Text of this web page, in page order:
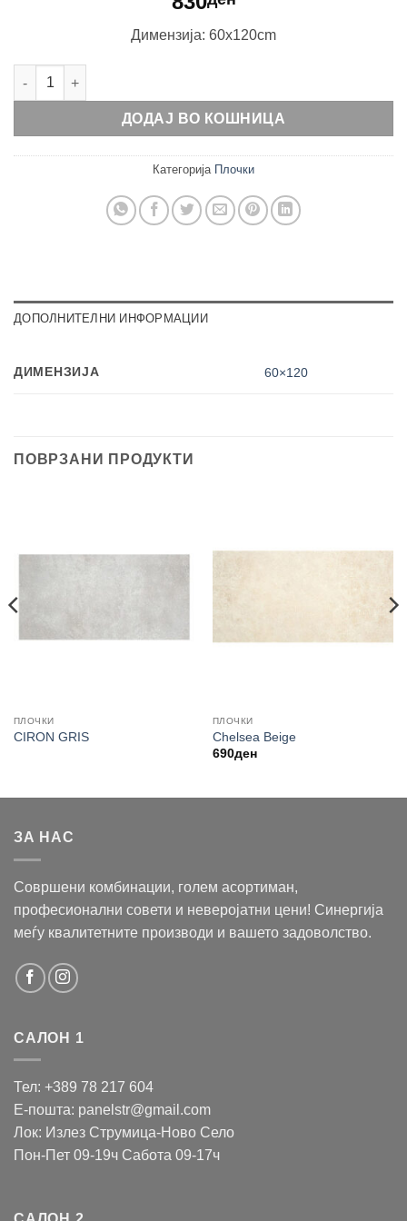
Димензија: 60x120cm
Urbestone Argento количина
ДОДАЈ ВО КОШНИЦА
Категорија Плочки
ДОПОЛНИТЕЛНИ ИНФОРМАЦИИ
ДИМЕНЗИЈА 60×120
ПОВРЗАНИ ПРОДУКТИ
ПЛОЧКИ
CIRON GRIS
ПЛОЧКИ
Chelsea Beige
690ден
ЗА НАС
Совршени комбинации, голем асортиман,
професионални совети и неверојатни цени! Синергија
меѓу квалитетните производи и вашето задоволство.
САЛОН 1
Тел: +389 78 217 604
Е-пошта: panelstr@gmail.com
Лок: Излез Струмица-Ново Село
Пон-Пет 09-19ч Сабота 09-17ч